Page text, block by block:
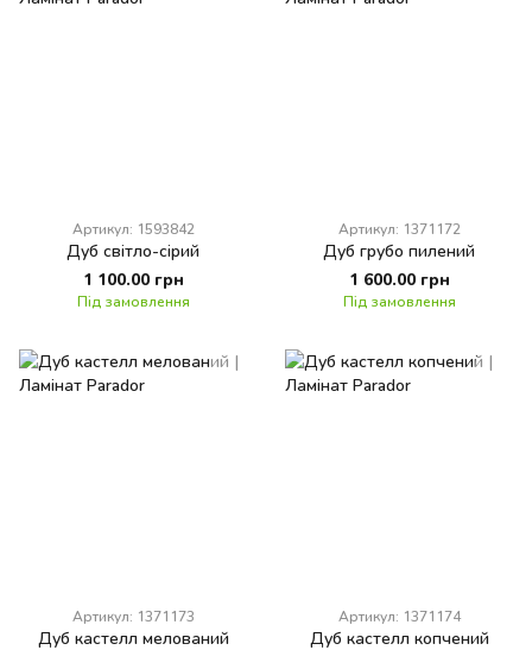
Артикул: 1593842
Дуб світло-сірий
1 100.00 грн
Під замовлення
Артикул: 1371172
Дуб грубо пилений
1 600.00 грн
Під замовлення
Артикул: 1371173
Дуб кастелл мелований
Артикул: 1371174
Дуб кастелл копчений